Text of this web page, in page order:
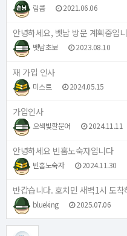
림콤 2021.06.06
안녕하세요, 벳남 방문 계획중입
벳남초보 2023.08.10
재 가입 인사
미스트 2024.05.15
가입인사
오색빛깔문어 2024.11.11
안녕하세요 빈홈노숙자입니다
빈홈노숙자 2024.11.30
반갑습니다. 호치민 새벽1시 도
blueking 2025.07.06